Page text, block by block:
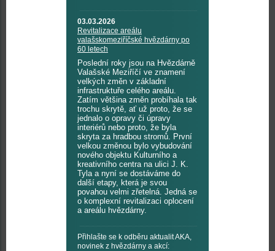
03.03.2026
Revitalizace areálu
valašskomeziříčské hvězdárny po
60 letech
Poslední roky jsou na Hvězdárně
Valašské Meziříčí ve znamení
velkých změn v základní
infrastruktuře celého areálu.
Zatím většina změn probíhala tak
trochu skrytě, ať už proto, že se
jednalo o opravy či úpravy
interiérů nebo proto, že byla
skryta za hradbou stromů. První
velkou změnou bylo vybudování
nového objektu Kulturního a
kreativního centra na ulici J. K.
Tyla a nyní se dostáváme do
další etapy, která je svou
povahou velmi zřetelná. Jedná se
o komplexní revitalizaci oplocení
a areálu hvězdárny.
Přihlašte se k odběru aktualit AKA,
novinek z hvězdárny a akcí: